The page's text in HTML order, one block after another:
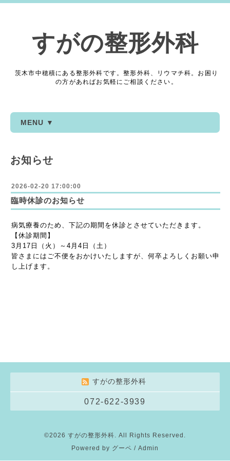
すがの整形外科
茨木市中穂積にある整形外科です。整形外科、リウマチ科。お困り
の方があればお気軽にご相談ください。
MENU ▼
お知らせ
2026-02-20 17:00:00
臨時休診のお知らせ
病気療養のため、下記の期間を休診とさせていただきます。
【休診期間】
3月17日（火）～4月4日（土）
皆さまにはご不便をおかけいたしますが、何卒よろしくお願い申
し上げます。
すがの整形外科
072-622-3939
©2026 すがの整形外科. All Rights Reserved.
Powered by グーペ / Admin